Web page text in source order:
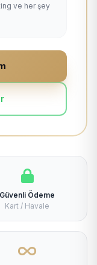
ve her şey
Güvenli Ödeme
Kart / Havale